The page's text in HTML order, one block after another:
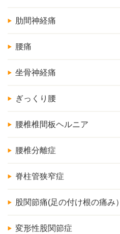
肋間神経痛
腰痛
坐骨神経痛
ぎっくり腰
腰椎椎間板ヘルニア
腰椎分離症
脊柱管狭窄症
股関節痛(足の付け根の痛み）
変形性股関節症